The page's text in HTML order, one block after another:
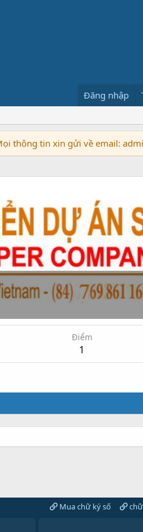
Đăng nhập
thông tin xin gửi về email:
Điểm
1
Mua chữ ký số